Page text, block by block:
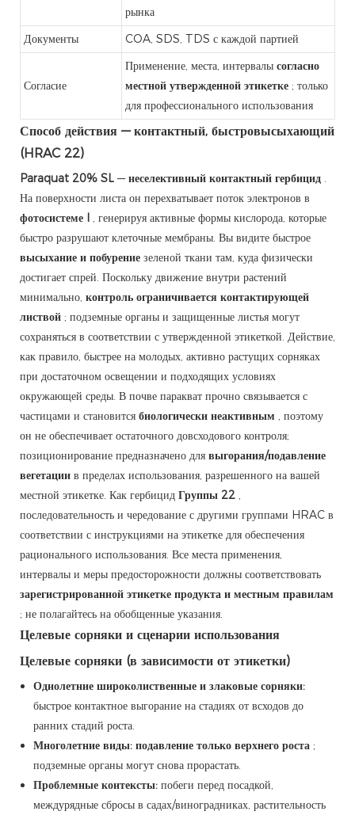
рынка
Документы
COA, SDS, TDS с каждой партией
Согласие
Применение, места, интервалы согласно
местной утвержденной этикетке ; только
для профессионального использования
Способ действия — контактный, быстровысыхающий
(HRAC 22)
Paraquat 20% SL — неселективный контактный гербицид .
На поверхности листа он перехватывает поток электронов в
фотосистеме I , генерируя активные формы кислорода, которые
быстро разрушают клеточные мембраны. Вы видите быстрое
высыхание и побурение зеленой ткани там, куда физически
достигает спрей. Поскольку движение внутри растений
минимально, контроль ограничивается контактирующей
листвой ; подземные органы и защищенные листья могут
сохраняться в соответствии с утвержденной этикеткой. Действие,
как правило, быстрее на молодых, активно растущих сорняках
при достаточном освещении и подходящих условиях
окружающей среды. В почве паракват прочно связывается с
частицами и становится биологически неактивным , поэтому
он не обеспечивает остаточного довсходового контроля;
позиционирование предназначено для выгорания/подавление
вегетации в пределах использования, разрешенного на вашей
местной этикетке. Как гербицид Группы 22 ,
последовательность и чередование с другими группами HRAC в
соответствии с инструкциями на этикетке для обеспечения
рационального использования. Все места применения,
интервалы и меры предосторожности должны соответствовать
зарегистрированной этикетке продукта и местным правилам
; не полагайтесь на обобщенные указания.
Целевые сорняки и сценарии использования
Целевые сорняки (в зависимости от этикетки)
Однолетние широколиственные и злаковые сорняки:
быстрое контактное выгорание на стадиях от всходов до
ранних стадий роста.
Многолетние виды: подавление только верхнего роста;
подземные органы могут снова прорастать.
Проблемные контексты:побеги перед посадкой,
междурядные сбросы в садах/виноградниках, растительность